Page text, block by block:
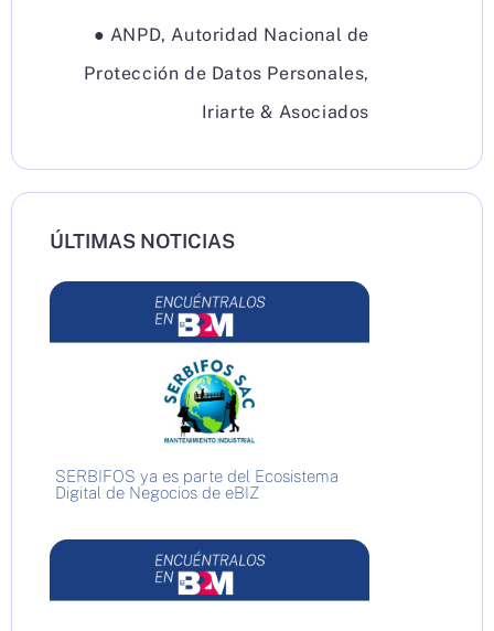
● ANPD,Autoridad Nacional de
Protección de Datos Personales,
Iriarte & Asociados
ÚLTIMAS NOTICIAS
SERBIFOS ya es parte del Ecosistema
Digital de Negocios de eBIZ